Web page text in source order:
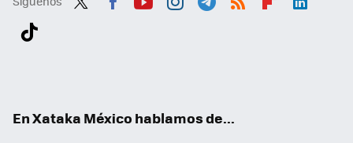
En Xataka México hablamos de...